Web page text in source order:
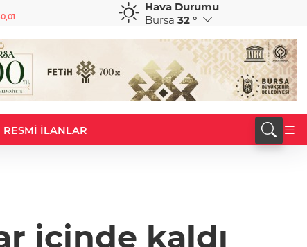
%0,08
CHF
58,6834
Hava Durumu
Bursa 32 °
RESMİ İLANLAR
içinde kaldı